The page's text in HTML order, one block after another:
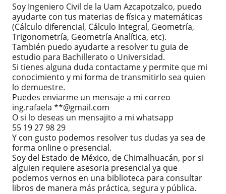
Soy Ingeniero Civil de la Uam Azcapotzalco, puedo
ayudarte con tus materias de física y matemáticas
(Cálculo diferencial, Cálculo Integral, Geometría,
Trigonometría, Geometría Analítica, etc).
También puedo ayudarte a resolver tu guia de
estudio para Bachillerato o Universidad.
Si tienes alguna duda contactame y permite que mi
conocimiento y mi forma de transmitirlo sea quien
lo demuestre.
Puedes enviarme un mensaje a mi correo
ing.rafaela **@gmail.com
O si lo deseas un mensajito a mi whatsapp
55 19 27 98 29
Y con gusto podemos resolver tus dudas ya sea de
forma online o presencial.
Soy del Estado de México, de Chimalhuacán, por si
alguien requiere asesoria presencial ya que
podemos vernos en una biblioteca para consultar
libros de manera más práctica, segura y pública.